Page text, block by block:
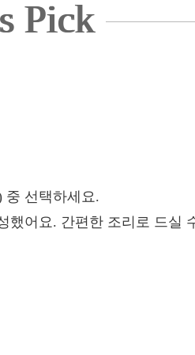
Pick
중 선택하세요.
했어요. 간편한 조리로 드실